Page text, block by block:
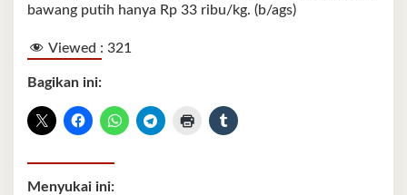
bawang putih hanya Rp 33 ribu/kg. (b/ags)
Viewed : 321
Bagikan ini:
Menyukai ini: